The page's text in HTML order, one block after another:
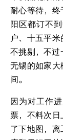
耐心等待，
阳区都订不
户、十五平米
不挑剔，不过
无锡的如家大
间。
因为对工作
票，不料次
了下地图，